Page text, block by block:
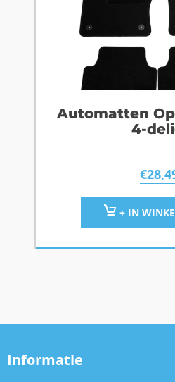
Automatten
4-
€
+ IN
Informatie